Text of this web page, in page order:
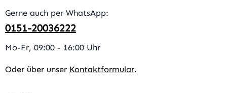
Gerne auch per WhatsApp:
0151-20036222
Mo-Fr, 09:00 - 16:00 Uhr
Oder über unser Kontaktformular.